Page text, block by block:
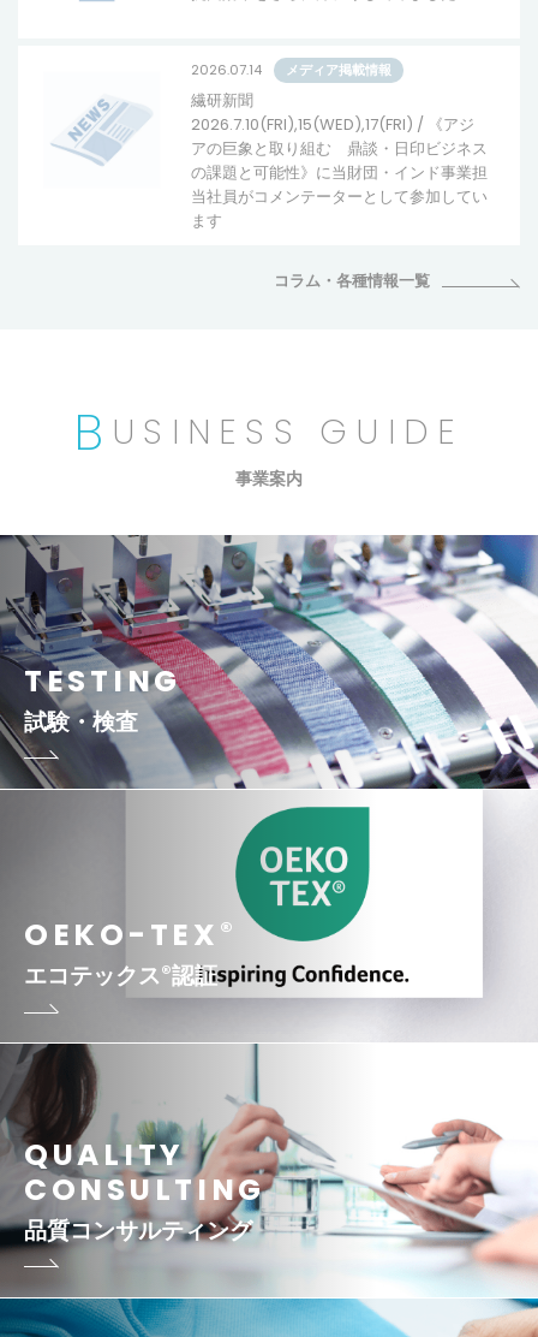
2026.07.14 メディア掲載情報
繊研新聞
2026.7.10(FRI),15(WED),17(FRI) / 《アジ
アの巨象と取り組む 鼎談・日印ビジネス
の課題と可能性》に当財団・インド事業担
当社員がコメンテーターとして参加してい
ます
コラム・各種情報一覧
B USINESS GUIDE
事業案内
TESTING
試験・検査
OEKO-TEX ®
エコテックス®認証
QUALITY
CONSULTING
品質コンサルティング